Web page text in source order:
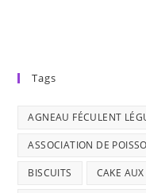
Tags
AGNEAU FÉCULENT
ASSOCIATION DE
BISCUITS CAKE AUX